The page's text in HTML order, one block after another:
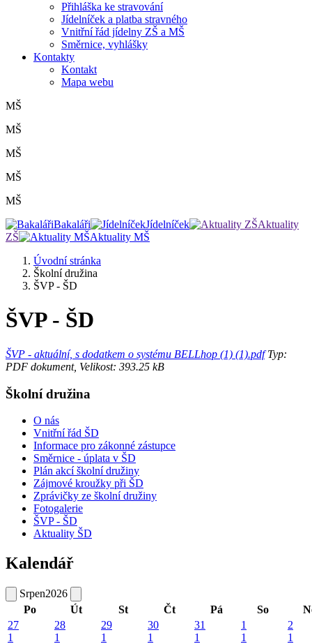
Přihláška ke stravování
Jídelníček a platba stravného
Vnitřní řád jídelny ZŠ a MŠ
Směrnice, vyhlášky
Kontakty
Kontakt
Mapa webu
MŠ
MŠ
MŠ
MŠ
MŠ
Bakaláři
Jídelníček
Aktuality
ZŠ
Aktuality MŠ
Úvodní stránka
Školní družina
ŠVP - ŠD
ŠVP - ŠD
ŠVP - aktuální, s dodatkem o systému BELLhop (1) (1).pdfTyp:
PDF dokument, Velikost: 393.25 kB
Školní družina
O nás
Vnitřní řád ŠD
Informace pro zákonné zástupce
Směrnice - úplata v ŠD
Plán akcí školní družiny
Zájmové kroužky při ŠD
Zprávičky ze školní družiny
Fotogalerie
ŠVP - ŠD
Aktuality ŠD
Kalendář
Srpen2026
Po
Út St Čt Pá So
27
1
28
1
29
1
30
1
31
1
1
1
2
1